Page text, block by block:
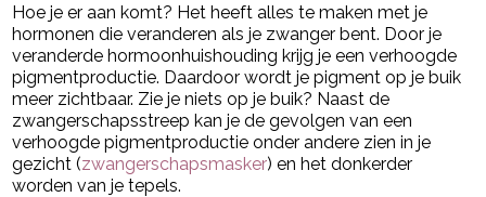
Hoe je er aan komt? Het heeft alles te maken met je
hormonen die veranderen als je zwanger bent. Door je
veranderde hormoonhuishouding krijg je een verhoogde
pigmentproductie. Daardoor wordt je pigment op je buik
meer zichtbaar. Zie je niets op je buik? Naast de
zwangerschapsstreep kan je de gevolgen van een
verhoogde pigmentproductie onder andere zien in je
gezicht (zwangerschapsmasker) en het donkerder
worden van je tepels.